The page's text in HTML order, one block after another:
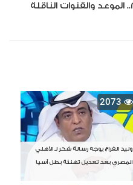
2073
وليد الفراج يوجه رسالة شكر لـ الأهلي
المصري بعد تعديل تهنئة بطل آسيا